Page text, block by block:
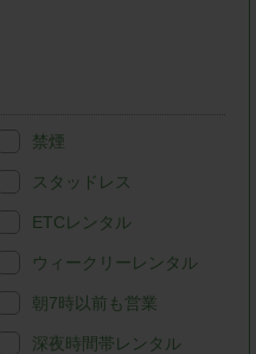
禁煙
スタッドレス
ETCレンタル
ウィークリーレンタル
朝7時以前も営業
深夜時間帯レンタル